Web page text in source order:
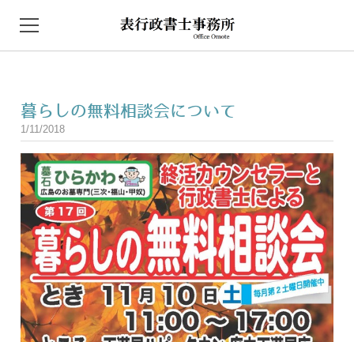
暮らしの無料相談会について
1/11/2018
NEWS
事務所概要
取扱業務
自動車保管場所証明
建設業に関連する各種申請届出
農地法に基づく許認可